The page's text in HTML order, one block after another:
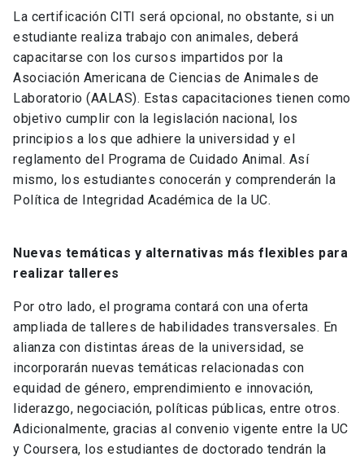
La certificación CITI será opcional, no obstante, si un
estudiante realiza trabajo con animales, deberá
capacitarse con los cursos impartidos por la
Asociación Americana de Ciencias de Animales de
Laboratorio (AALAS). Estas capacitaciones tienen como
objetivo cumplir con la legislación nacional, los
principios a los que adhiere la universidad y el
reglamento del Programa de Cuidado Animal. Así
mismo, los estudiantes conocerán y comprenderán la
Política de Integridad Académica de la UC.
Nuevas temáticas y alternativas más flexibles para
realizar talleres
Por otro lado, el programa contará con una oferta
ampliada de talleres de habilidades transversales. En
alianza con distintas áreas de la universidad, se
incorporarán nuevas temáticas relacionadas con
equidad de género, emprendimiento e innovación,
liderazgo, negociación, políticas públicas, entre otros.
Adicionalmente, gracias al convenio vigente entre la UC
y Coursera, los estudiantes de doctorado tendrán la